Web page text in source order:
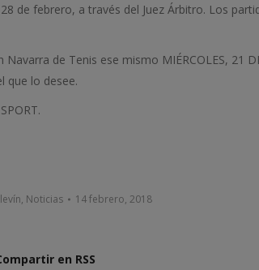
de febrero, a través del Juez Árbitro. Los
de Tenis ese mismo MIÉRCOLES, 21
que lo desee.
, Noticias 14 febrero, 2018
en RSS